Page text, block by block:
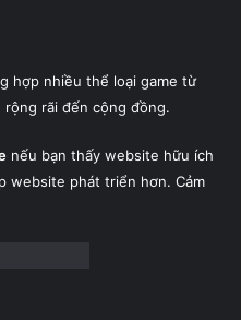
hợp nhiều thể loại game từ
rộng rãi đến cộng đồng.
nếu bạn thấy website hữu ích
website phát triển hơn. Cảm